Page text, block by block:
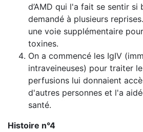
d’AMD qui l'a fait se sentir si
demandé à plusieurs
une voie supplémentaire
toxines.
On a commencé les IgIV
intraveineuses) pour traiter le
perfusions lui donnaient
d'autres personnes et l'a
santé.
Histoire n°4